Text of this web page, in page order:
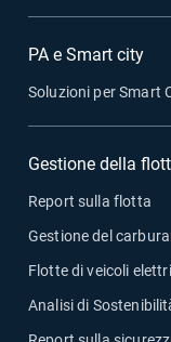
PA e Smart city
Soluzioni per Smart
Gestione della
Report sulla flotta
Gestione del
Flotte di veicoli
Analisi di